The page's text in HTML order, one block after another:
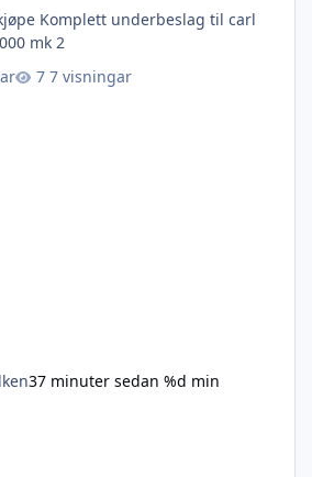
Komplett underbeslag til carl
mk 2
7 visningar
37 minuter sedan %d min